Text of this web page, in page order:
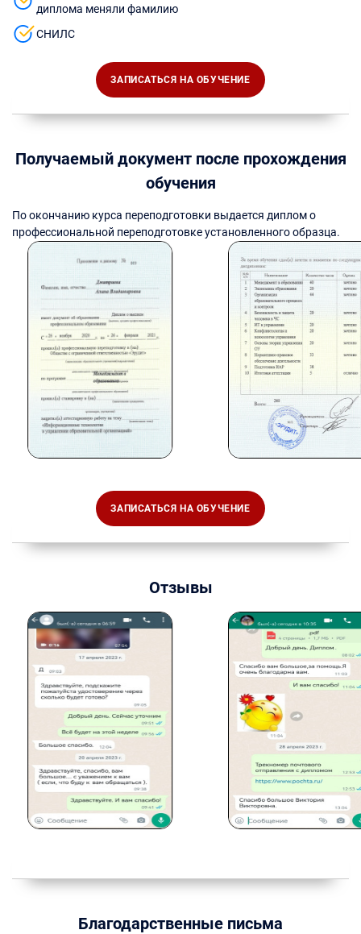
диплома меняли фамилию
СНИЛС
ЗАПИСАТЬСЯ НА ОБУЧЕНИЕ
Получаемый документ после прохождения
обучения
По окончанию курса переподготовки выдается диплом о
профессиональной переподготовке установленного образца.
ЗАПИСАТЬСЯ НА ОБУЧЕНИЕ
Отзывы
Благодарственные письма